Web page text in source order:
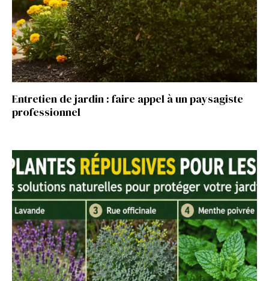
Entretien de jardin : faire appel à un paysagiste
professionnel